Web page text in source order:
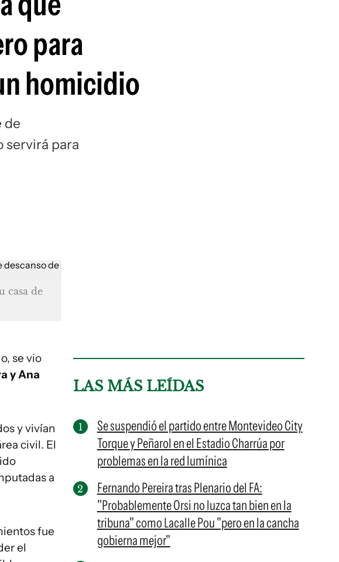
para
homicidio
de
servirá para
casa de
se vio
y Ana
y vivían
civil. El
a
fue
el
LAS MÁS LEÍDAS
Se suspendió el partido entre Montevideo City
Torque y Peñarol en el Estadio Charrúa por
problemas en la red lumínica
Fernando Pereira tras Plenario del FA:
"Probablemente Orsi no luzca tan bien en la
tribuna" como Lacalle Pou "pero en la cancha
gobierna mejor"